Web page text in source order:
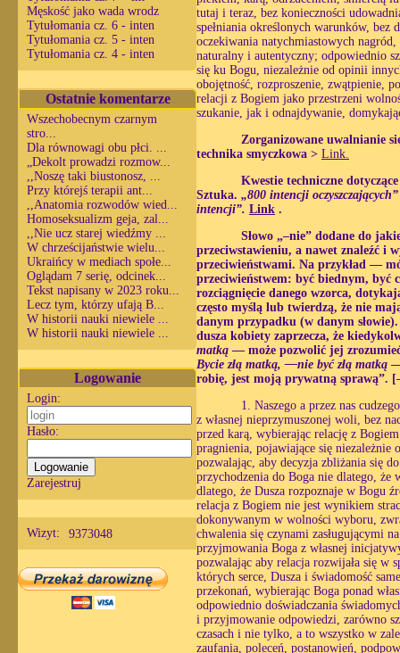
Męskość jako wada wrodz
Tytułomania cz. 6 - inten
Tytułomania cz. 5 - inten
Tytułomania cz. 4 - inten
Ostatnie komentarze
Wszechobecnym czarnym
stro...
Dla równowagi obu płci. ...
„Dekolt prowadzi rozmow...
,,Noszę taki biustonosz, ...
Przy którejś terapii ant...
,,Anatomia rozwodów wied...
Homoseksualizm geja, zal...
,,Nie ucz starej wiedźmy ...
W chrześcijaństwie wielu...
Ukraińcy w mediach społe...
Oglądam 7 serię, odcinek...
Tekst napisany w 2023 roku...
Lecz tym, którzy ufają B...
W historii nauki niewiele ...
W historii nauki niewiele ...
Logowanie
Login:
Hasło:
Zarejestruj
Wizyt: 9373048
tutaj i teraz, bez konieczności
spełniania określonych warunków,
oczekiwania natychmiastowych
naturalny i autentyczny; odpowiednio
się ku Bogu, niezależnie od opinii
obojętność, rozproszenie, zwątpienie,
relacji z Bogiem jako przestrzeni
szukanie, jak i odnajdywanie,
Zorganizowane uwalnianie
technika smyczkowa > Link.
Kwestie techniczne
Sztuka. „800 intencji
intencji”. Link .
Słowo „–nie” dodane do
przeciwstawieniu, a nawet znaleźć i
przeciwieństwami. Na przykład —
przeciwieństwem: być biednym, być
rozciągnięcie danego wzorca,
często myślą lub twierdzą, że nie
danym przypadku (w danym
dusza kobiety zaprzecza, że
matką — może pozwolić jej
Bycie złą matką, —nie być złą matką —
robię, jest moją prywatną sprawą”.
1. Naszego a przez nas
z własnej nieprzymuszonej woli, bez
przed karą, wybierając relację z
pragnienia, pojawiające się
pozwalając, aby decyzja zbliżania się
przychodzenia do Boga nie dlatego, że
dlatego, że Dusza rozpoznaje w Bogu
relacja z Bogiem nie jest wynikiem
dokonywanym w wolności wyboru,
chwalenia się czynami zasługującymi
przyjmowania Boga z własnej
pozwalając aby relacja rozwijała się w
których serce, Dusza i świadomość
przekonań, wybierając Boga ponad
odpowiednio doświadczania
i przyjmowanie odpowiedzi, zarówno
czasach i nie tylko, a to wszystko w
zaufania, poleceń, postanowień,